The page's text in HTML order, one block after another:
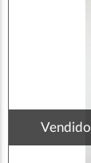
Vendido